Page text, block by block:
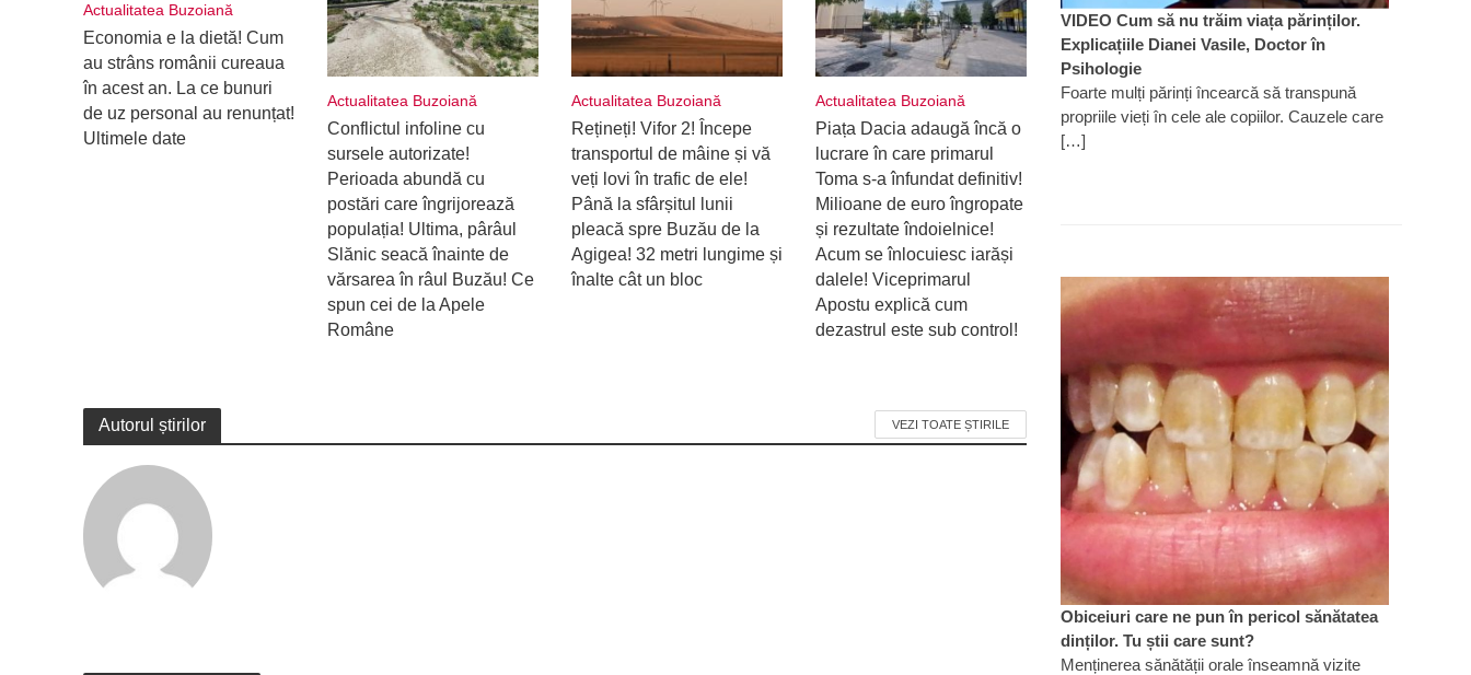
Actualitatea Buzoiană
Economia e la dietă! Cum
au strâns românii cureaua
în acest an. La ce bunuri
de uz personal au renunțat!
Ultimele date
Actualitatea Buzoiană
Conflictul infoline cu
sursele autorizate!
Perioada abundă cu
postări care îngrijorează
populația! Ultima, pârâul
Slănic seacă înainte de
vărsarea în râul Buzău! Ce
spun cei de la Apele
Române
Actualitatea Buzoiană
Rețineți! Vifor 2! Începe
transportul de mâine și vă
veți lovi în trafic de ele!
Până la sfârșitul lunii
pleacă spre Buzău de la
Agigea! 32 metri lungime și
înalte cât un bloc
Actualitatea Buzoiană
Piața Dacia adaugă încă o
lucrare în care primarul
Toma s-a înfundat definitiv!
Milioane de euro îngropate
și rezultate îndoielnice!
Acum se înlocuiesc iarăși
dalele! Viceprimarul
Apostu explică cum
dezastrul este sub control!
Autorul știrilor VEZI TOATE ȘTIRILE
VIDEO Cum să nu trăim viața părinților.
Explicațiile Dianei Vasile, Doctor în
Psihologie
Foarte mulți părinți încearcă să transpună
propriile vieți în cele ale copiilor. Cauzele care
[…]
Obiceiuri care ne pun în pericol sănătatea
dinților. Tu știi care sunt?
Menținerea sănătății orale înseamnă vizite